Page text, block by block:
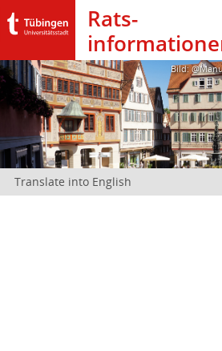
Rats­
Bild:
Translate into English